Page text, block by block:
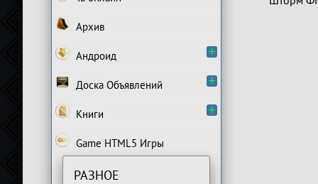
Архив
Андроид
Доска Объявлений
Книги
Game HTML5 Игры
РАЗНОЕ